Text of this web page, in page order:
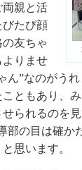
親と活
びたび顔
友ちゃ
よりませ
”なのがう
ともあり、
られるのを
部の目は確か
思います。